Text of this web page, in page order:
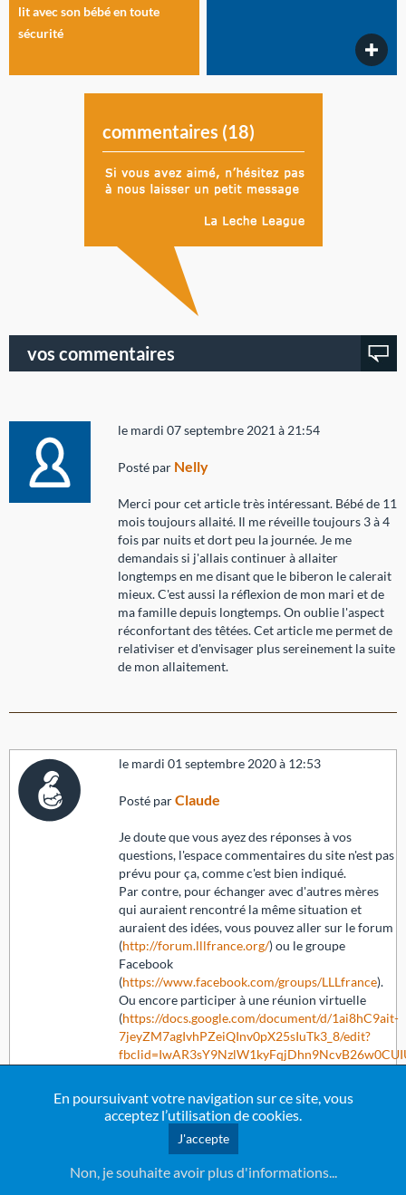
En poursuivant votre navigation sur ce site, vous
acceptez l’utilisation de cookies.
J'accepte
Non, je souhaite avoir plus d'informations...
lit avec son bébé en toute
sécurité
commentaires (18)
vos commentaires
le mardi 07 septembre 2021 à 21:54
Posté par Nelly
Merci pour cet article très intéressant. Bébé de 11
mois toujours allaité. Il me réveille toujours 3 à 4
fois par nuits et dort peu la journée. Je me
demandais si j'allais continuer à allaiter
longtemps en me disant que le biberon le calerait
mieux. C'est aussi la réflexion de mon mari et de
ma famille depuis longtemps. On oublie l'aspect
réconfortant des têtées. Cet article me permet de
relativiser et d'envisager plus sereinement la suite
de mon allaitement.
le mardi 01 septembre 2020 à 12:53
Posté parClaude
Je doute que vous ayez des réponses à vos
questions, l'espace commentaires du site n'est pas
prévu pour ça, comme c'est bien indiqué.
Par contre, pour échanger avec d'autres mères
qui auraient rencontré la même situation et
auraient des idées, vous pouvez aller sur le forum
(http://forum.lllfrance.org/) ou le groupe
Facebook
(https://www.facebook.com/groups/LLLfrance).
Ou encore participer à une réunion virtuelle
(https://docs.google.com/document/d/1ai8hC9ait-
7jeyZM7agIvhPZeiQInv0pX25sIuTk3_8/edit?
le lundi 31 août 2020 à 13:38